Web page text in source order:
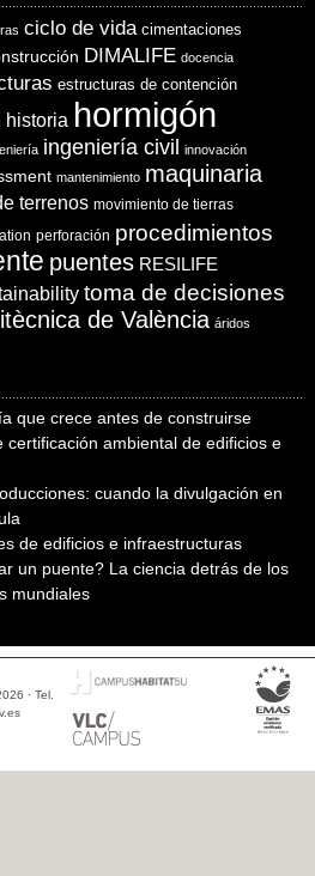
ciclo de vida cimentaciones
DIMALIFE docencia
estructuras de contención
historia hormigón
ingeniería civil innovación
mantenimiento maquinaria
terrenos movimiento de tierras
perforación procedimientos
puentes RESILIFE
toma de decisiones
de València áridos
que crece antes de construirse
certificación ambiental de edificios e
cuando la divulgación en
de edificios e infraestructuras
un puente? La ciencia detrás de los
mundiales
· Tel.